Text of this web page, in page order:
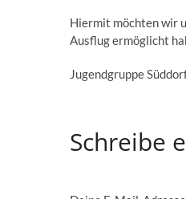
Hiermit möchten wir
Ausflug ermöglicht
Jugendgruppe
Schreibe